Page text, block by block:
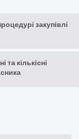
закупівлі
та кількісні